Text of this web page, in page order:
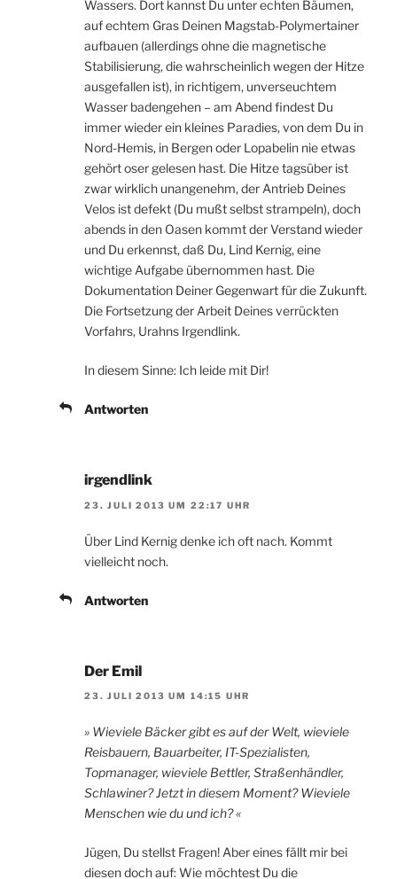
Wassers. Dort kannst Du unter echten Bäumen,
auf echtem Gras Deinen Magstab-Polymertainer
aufbauen (allerdings ohne die magnetische
Stabilisierung, die wahrscheinlich wegen der Hitze
ausgefallen ist), in richtigem, unverseuchtem
Wasser badengehen – am Abend findest Du
immer wieder ein kleines Paradies, von dem Du in
Nord-Hemis, in Bergen oder Lopabelin nie etwas
gehört oser gelesen hast. Die Hitze tagsüber ist
zwar wirklich unangenehm, der Antrieb Deines
Velos ist defekt (Du mußt selbst strampeln), doch
abends in den Oasen kommt der Verstand wieder
und Du erkennst, daß Du, Lind Kernig, eine
wichtige Aufgabe übernommen hast. Die
Dokumentation Deiner Gegenwart für die Zukunft.
Die Fortsetzung der Arbeit Deines verrückten
Vorfahrs, Urahns Irgendlink.
In diesem Sinne: Ich leide mit Dir!
Antworten
irgendlink
23. JULI 2013 UM 22:17 UHR
Über Lind Kernig denke ich oft nach. Kommt
vielleicht noch.
Antworten
Der Emil
23. JULI 2013 UM 14:15 UHR
» Wieviele Bäcker gibt es auf der Welt, wieviele
Reisbauern, Bauarbeiter, IT-Spezialisten,
Topmanager, wieviele Bettler, Straßenhändler,
Schlawiner? Jetzt in diesem Moment? Wieviele
Menschen wie du und ich? «
Jügen, Du stellst Fragen! Aber eines fällt mir bei
diesen doch auf: Wie möchtest Du die